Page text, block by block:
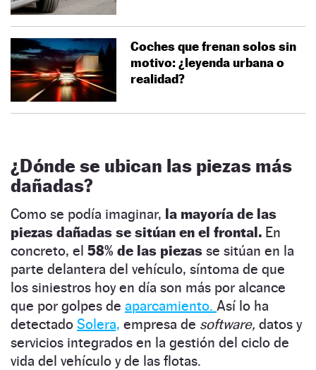
Coches que frenan solos sin
motivo: ¿leyenda urbana o
realidad?
¿Dónde se ubican las piezas más
dañadas?
Como se podía imaginar, la mayoría de las
piezas dañadas se sitúan en el frontal. En
concreto, el 58% de las piezas se sitúan en la
parte delantera del vehículo, síntoma de que
los siniestros hoy en día son más por alcance
que por golpes de aparcamiento. Así lo ha
detectado Solera, empresa de software, datos y
servicios integrados en la gestión del ciclo de
vida del vehículo y de las flotas.